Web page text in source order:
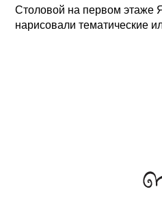
Столовой на первом этаже
нарисовали тематические